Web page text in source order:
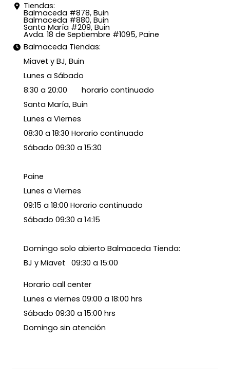
Tiendas:
Balmaceda #878, Buin
Balmaceda #880, Buin
Santa María #209, Buin
Avda. 18 de Septiembre #1095, Paine
Balmaceda Tiendas:
Miavet y BJ, Buin
Lunes a Sábado
8:30 a 20:00 horario continuado
Santa María, Buin
Lunes a Viernes
08:30 a 18:30 Horario continuado
Sábado 09:30 a 15:30
Paine
Lunes a Viernes
09:15 a 18:00 Horario continuado
Sábado 09:30 a 14:15
Domingo solo abierto Balmaceda Tienda:
BJ y Miavet 09:30 a 15:00
Horario call center
Lunes a viernes 09:00 a 18:00 hrs
Sábado 09:30 a 15:00 hrs
Domingo sin atención